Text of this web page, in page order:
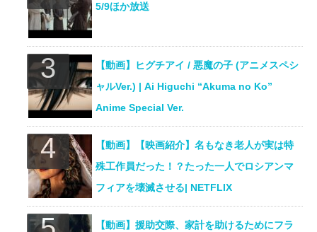
5/9ほか放送
【動画】ヒグチアイ / 悪魔の子 (アニメスペシ
ャルVer.) | Ai Higuchi “Akuma no Ko”
Anime Special Ver.
【動画】【映画紹介】名もなき老人が実は特
殊工作員だった！？たった一人でロシアンマ
フィアを壊滅させる| NETFLIX
【動画】援助交際、家計を助けるためにフラ